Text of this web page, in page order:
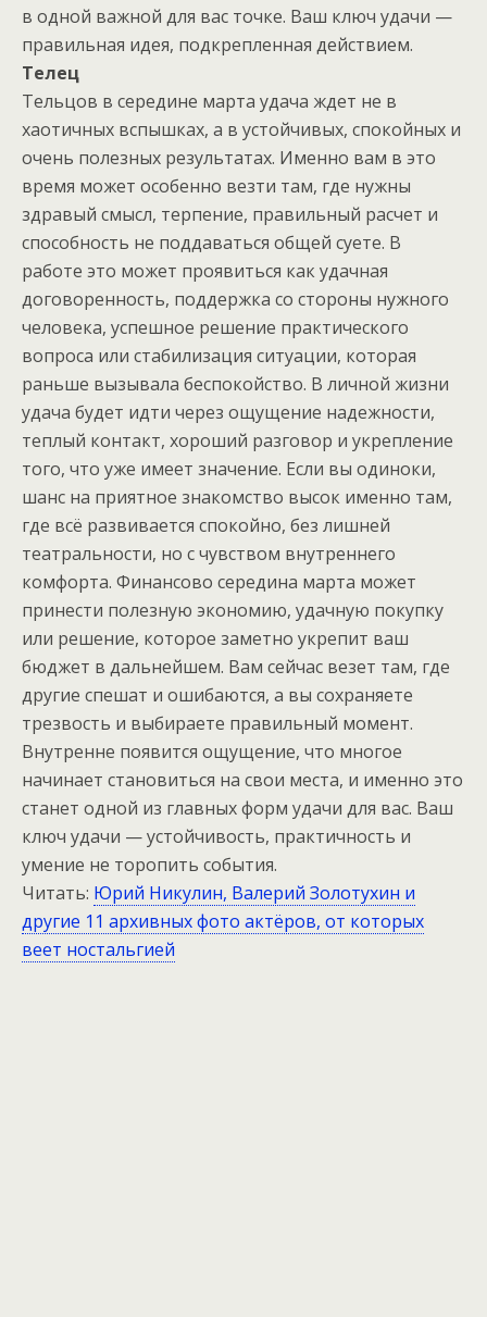
в одной важной для вас точке. Ваш ключ удачи —
правильная идея, подкрепленная действием.
Телец
Тельцов в середине марта удача ждет не в
хаотичных вспышках, а в устойчивых, спокойных и
очень полезных результатах. Именно вам в это
время может особенно везти там, где нужны
здравый смысл, терпение, правильный расчет и
способность не поддаваться общей суете. В
работе это может проявиться как удачная
договоренность, поддержка со стороны нужного
человека, успешное решение практического
вопроса или стабилизация ситуации, которая
раньше вызывала беспокойство. В личной жизни
удача будет идти через ощущение надежности,
теплый контакт, хороший разговор и укрепление
того, что уже имеет значение. Если вы одиноки,
шанс на приятное знакомство высок именно там,
где всё развивается спокойно, без лишней
театральности, но с чувством внутреннего
комфорта. Финансово середина марта может
принести полезную экономию, удачную покупку
или решение, которое заметно укрепит ваш
бюджет в дальнейшем. Вам сейчас везет там, где
другие спешат и ошибаются, а вы сохраняете
трезвость и выбираете правильный момент.
Внутренне появится ощущение, что многое
начинает становиться на свои места, и именно это
станет одной из главных форм удачи для вас. Ваш
ключ удачи — устойчивость, практичность и
умение не торопить события.
Читать: Юрий Никулин, Валерий Золотухин и
другие 11 архивных фото актёров, от которых
веет ностальгией